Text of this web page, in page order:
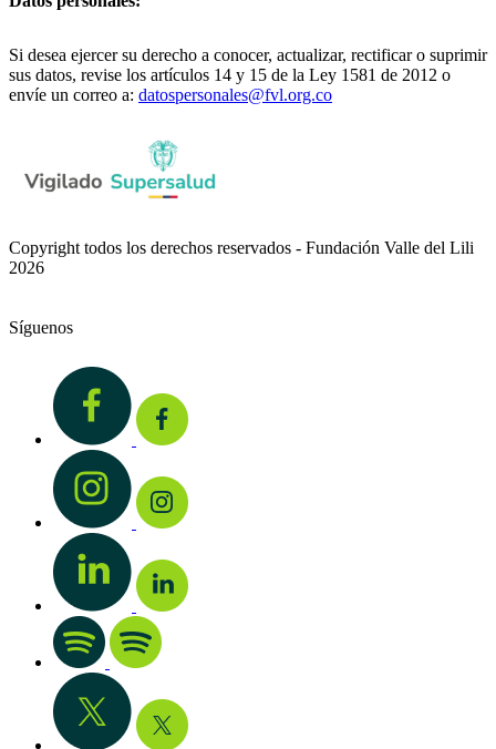
Si desea ejercer su derecho a conocer, actualizar, rectificar o suprimir
sus datos, revise los artículos 14 y 15 de la Ley 1581 de 2012 o
envíe un correo a: datospersonales@fvl.org.co
Copyright todos los derechos reservados - Fundación Valle del Lili
2026
Síguenos